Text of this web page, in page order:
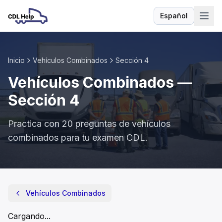
Español
Idioma
Inicio Vehículos Combinados Sección 4
Vehículos Combinados—
Sección 4
Practica con 20 preguntas devehículos
combinados para tu examen CDL.
Una vez acoplado el remolque, debe elevar el equipo de
Engranaje bajo.
Vehículos Combinados
Cargando...